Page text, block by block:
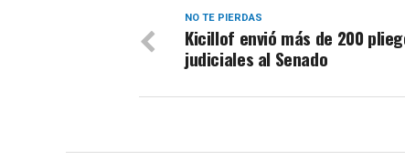
NO TE PIERDAS
Kicillof envió más de 200
judiciales al Senado